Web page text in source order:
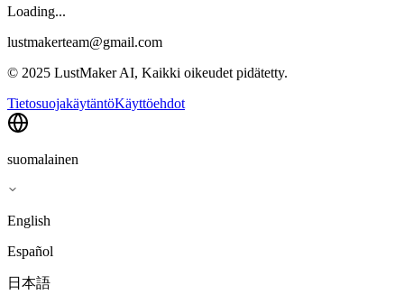
Loading...
lustmakerteam@gmail.com
© 2025 LustMaker AI, Kaikki oikeudet pidätetty.
TietosuojakäytäntöKäyttöehdot
suomalainen
English
Español
日本語